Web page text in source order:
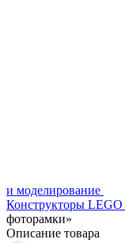
и моделирование
Конструкторы LEGO
фоторамки»
Описание товара